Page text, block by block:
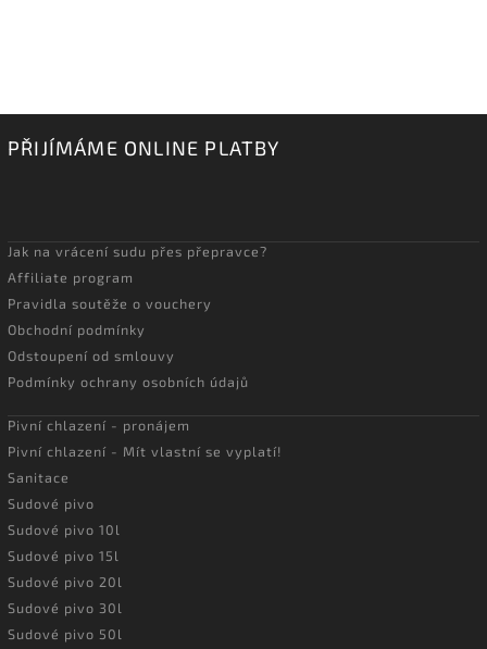
PŘIJÍMÁME ONLINE PLATBY
Jak na vrácení sudu přes přepravce?
Affiliate program
Pravidla soutěže o vouchery
Obchodní podmínky
Odstoupení od smlouvy
Podmínky ochrany osobních údajů
Pivní chlazení - pronájem
Pivní chlazení - Mít vlastní se vyplatí!
Sanitace
Sudové pivo
Sudové pivo 10l
Sudové pivo 15l
Sudové pivo 20l
Sudové pivo 30l
Sudové pivo 50l